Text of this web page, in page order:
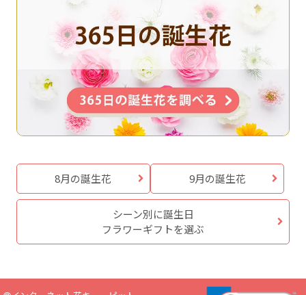
8月の誕生花 9月の誕生花
シーン別に誕生日
フラワーギフトを選ぶ